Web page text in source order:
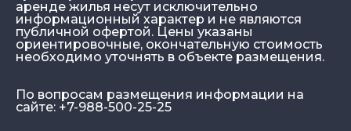
аренде жилья несут исключительно
информационный характер и не являются
публичной офертой. Цены указаны
ориентировочные, окончательную стоимость
необходимо уточнять в объекте размещения.
По вопросам размещения информации на
сайте: +7-988-500-25-25